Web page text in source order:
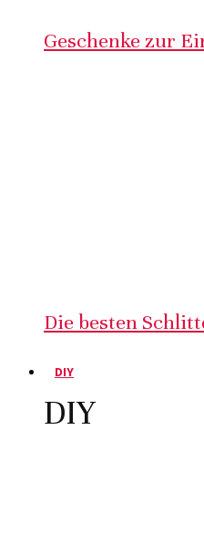
Geschenke zur
Die besten
DIY
DIY